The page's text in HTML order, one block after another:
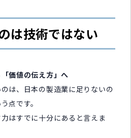
は技術ではない
「価値の伝え方」へ
は、日本の製造業に足りないの
点です。
はすでに十分にあると言えま